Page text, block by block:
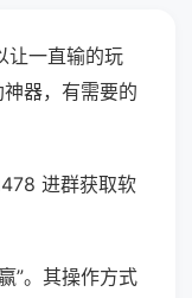
让一直输的玩
器，有需要的
进群获取软
”。其操作方式